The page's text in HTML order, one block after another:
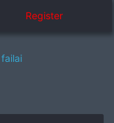
Register